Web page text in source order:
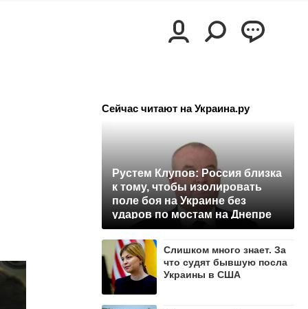
Сейчас читают на Украина.ру
Рустем Клупов: Россия близка
к тому, чтобы изолировать
поле боя на Украине без
ударов по мостам на Днепре
Слишком много знает. За
что судят бывшую посла
Украины в США